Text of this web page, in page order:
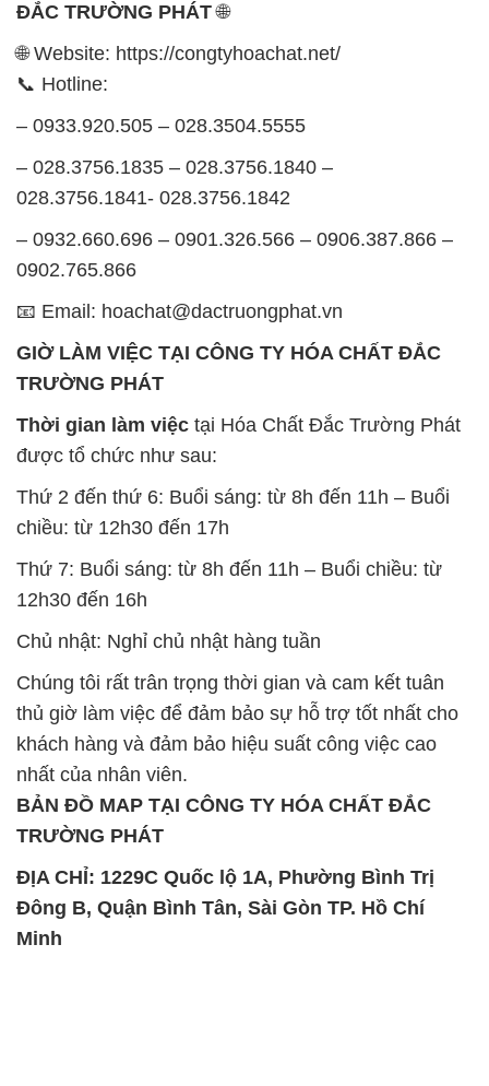
ĐẮC TRƯỜNG PHÁT🌐
🌐 Website: https://congtyhoachat.net/
📞 Hotline:
– 0933.920.505 – 028.3504.5555
– 028.3756.1835 – 028.3756.1840 –
028.3756.1841- 028.3756.1842
– 0932.660.696 – 0901.326.566 – 0906.387.866 –
0902.765.866
📧 Email: hoachat@dactruongphat.vn
GIỜ LÀM VIỆC TẠI CÔNG TY HÓA CHẤT ĐẮC
TRƯỜNG PHÁT
Thời gian làm việc tại Hóa Chất Đắc Trường Phát
được tổ chức như sau:
Thứ 2 đến thứ 6: Buổi sáng: từ 8h đến 11h – Buổi
chiều: từ 12h30 đến 17h
Thứ 7: Buổi sáng: từ 8h đến 11h – Buổi chiều: từ
12h30 đến 16h
Chủ nhật: Nghỉ chủ nhật hàng tuần
Chúng tôi rất trân trọng thời gian và cam kết tuân
thủ giờ làm việc để đảm bảo sự hỗ trợ tốt nhất cho
khách hàng và đảm bảo hiệu suất công việc cao
nhất của nhân viên.
BẢN ĐỒ MAP TẠI CÔNG TY HÓA CHẤT ĐẮC
TRƯỜNG PHÁT
ĐỊA CHỈ: 1229C Quốc lộ 1A, Phường Bình Trị
Đông B, Quận Bình Tân, Sài Gòn TP. Hồ Chí
Minh